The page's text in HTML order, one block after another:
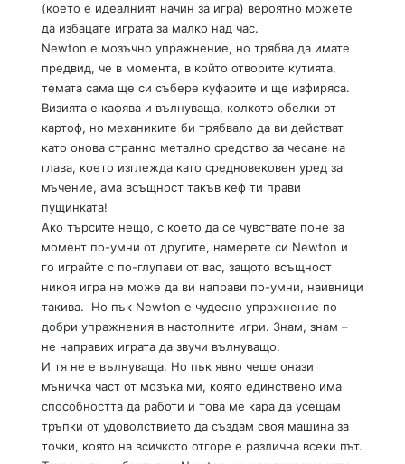
(което е идеалният начин за игра) вероятно можете
да избацате играта за малко над час.
Newton е мозъчно упражнение, но трябва да имате
предвид, че в момента, в който отворите кутията,
темата сама ще си събере куфарите и ще изфиряса.
Визията е кафява и вълнуваща, колкото обелки от
картоф, но механиките би трябвало да ви действат
като онова странно метално средство за чесане на
глава, което изглежда като средновековен уред за
мъчение, ама всъщност такъв кеф ти прави
пущинката!
Ако търсите нещо, с което да се чувствате поне за
момент по-умни от другите, намерете си Newton и
го играйте с по-глупави от вас, защото всъщност
никоя игра не може да ви направи по-умни, наивници
такива. Но пък Newton e чудесно упражнение по
добри упражнения в настолните игри. Знам, знам –
не направих играта да звучи вълнуващо.
И тя не е вълнуваща. Но пък явно чеше онази
мъничка част от мозъка ми, която единствено има
способността да работи и това ме кара да усещам
тръпки от удоволствието да създам своя машина за
точки, която на всичкото отгоре е различна всеки път.